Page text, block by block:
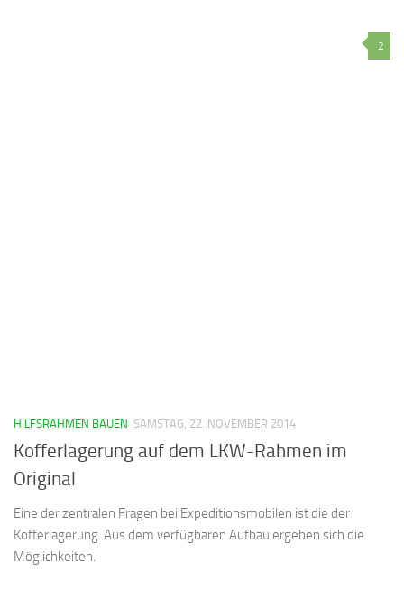
2
HILFSRAHMEN BAUEN SAMSTAG, 22. NOVEMBER 2014
Kofferlagerung auf dem LKW-Rahmen im
Original
Eine der zentralen Fragen bei Expeditionsmobilen ist die der
Kofferlagerung. Aus dem verfügbaren Aufbau ergeben sich die
Möglichkeiten.